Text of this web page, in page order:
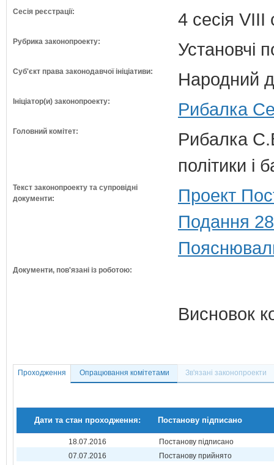
Сесія реєстрації: 4 сесія VIII
Рубрика законопроекту: Установчі
Суб'єкт права законодавчої ініціативи: Народний
Ініціатор(и) законопроекту: Рибалка
Головний комітет:
Рибалка
політики і
Текст законопроекту та супровідні
документи:
Проект
Подання
Документи, пов'язані із роботою:
Висновок
Проходження Опрацювання комітетами Зв'язані законопроекти
Дати та стан проходження: Постанову підписано
18.07.2016
Постанову підписано
07.07.2016
Постанову прийнято